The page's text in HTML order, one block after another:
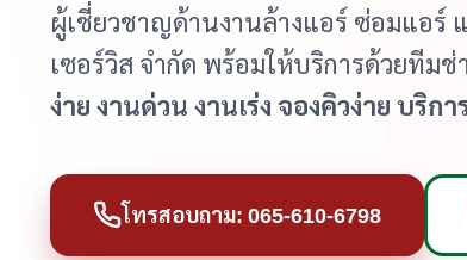
ผู้เชี่ยวชาญด้านงานล้างแอร์ ซ่อมแอร์
เซอร์วิส จำกัด พร้อมให้บริการด้วยทีม
ง่าย งานด่วน งานเร่ง จองคิวง่าย บริก
โทรสอบถาม: 065-610-6798